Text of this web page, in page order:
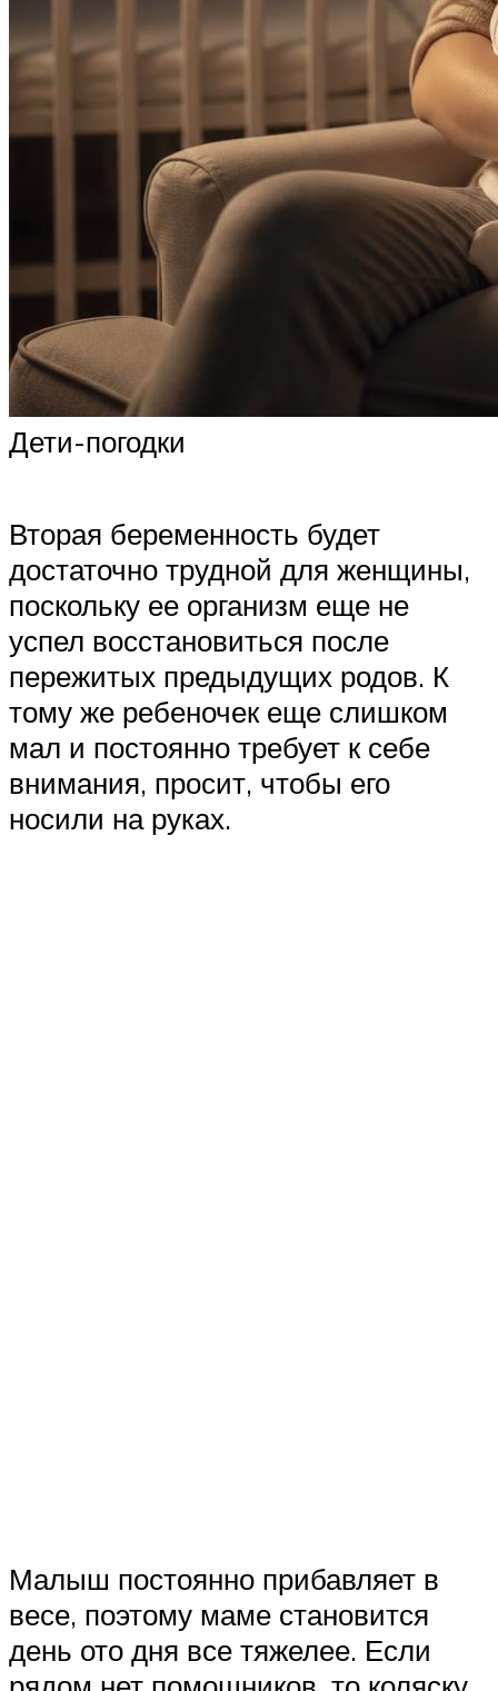
Дети-погодки
Вторая беременность будет
достаточно трудной для женщины,
поскольку ее организм еще не
успел восстановиться после
пережитых предыдущих родов. К
тому же ребеночек еще слишком
мал и постоянно требует к себе
внимания, просит, чтобы его
носили на руках.
Малыш постоянно прибавляет в
весе, поэтому маме становится
день ото дня все тяжелее. Если